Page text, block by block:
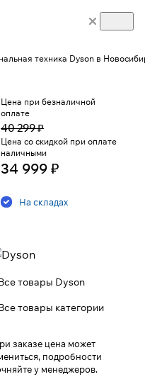
техника Dyson в
Цена при безналичной
оплате
40 299 ₽
Цена со скидкой при оплате
наличными
34 999 ₽
На складах
товары Dyson
товары категории
заказе цена может
подробности
у менеджеров.